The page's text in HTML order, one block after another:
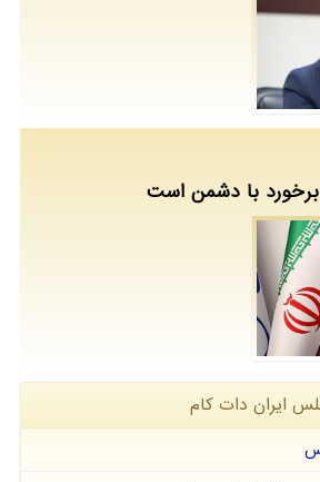
با دشمن است
ایران دات كام